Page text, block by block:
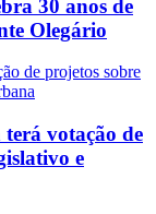
30 anos de
Olegário
votação de
e